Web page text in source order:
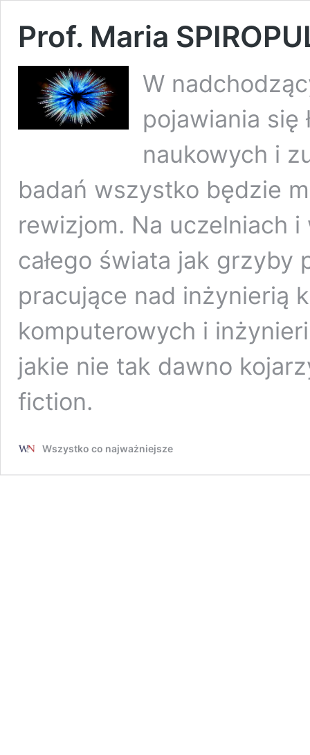
Prof. Maria
W
pojawiania się
naukowych i
badań wszystko będzie
rewizjom. Na uczelniach
całego świata jak grzyby
pracujące nad inżynierią
komputerowych i
jakie nie tak dawno
fiction.
Wszystko co najważniejsze